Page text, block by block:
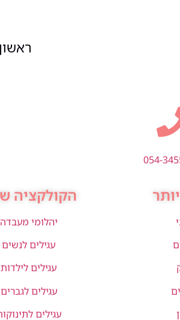
ראשון
054-
הקולקציה
יהלומי מעבדה
עגילים לנשים
עגילים לילדות
עגילים לגברים
עגילים